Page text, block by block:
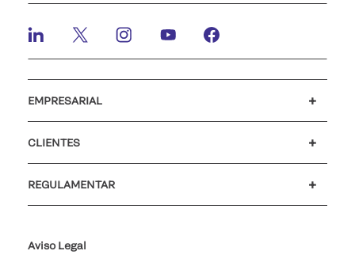
EMPRESARIAL
CLIENTES
REGULAMENTAR
Aviso Legal